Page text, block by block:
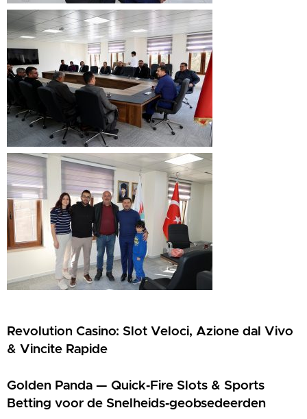
Revolution Casino: Slot Veloci, Azione dal Vivo
& Vincite Rapide
Golden Panda — Quick‑Fire Slots & Sports
Betting voor de Snelheids‑geobsedeerden